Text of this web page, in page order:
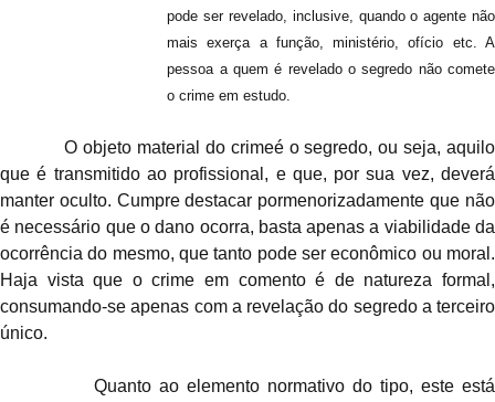
pode ser revelado, inclusive, quando o agente não
mais exerça a função, ministério, ofício etc. A
pessoa a quem é revelado o segredo não comete
o crime em estudo.
Oobjeto material do crimeé o segredo, ou seja, aquilo
que é transmitido ao profissional, e que, por sua vez, deverá
manter oculto. Cumpre destacar pormenorizadamente que não
é necessário que o dano ocorra, basta apenas a viabilidade da
ocorrência do mesmo, que tanto pode ser econômico ou moral.
Haja vista que o crime em comento é de natureza formal,
consumando-se apenas com a revelação do segredo a terceiro
único.
Quanto ao elemento normativo do tipo, este está